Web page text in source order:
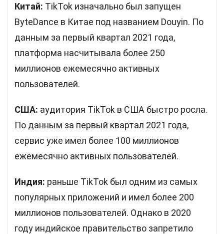
Китай: TikTok изначально был запущен
ByteDance в Китае под названием Douyin. По
данным за первый квартал 2021 года,
платформа насчитывала более 250
миллионов ежемесячно активных
пользователей.
США: аудитория TikTok в США быстро росла.
По данным за первый квартал 2021 года,
сервис уже имел более 100 миллионов
ежемесячно активных пользователей.
Индия: раньше TikTok был одним из самых
популярных приложений и имел более 200
миллионов пользователей. Однако в 2020
году индийское правительство запретило